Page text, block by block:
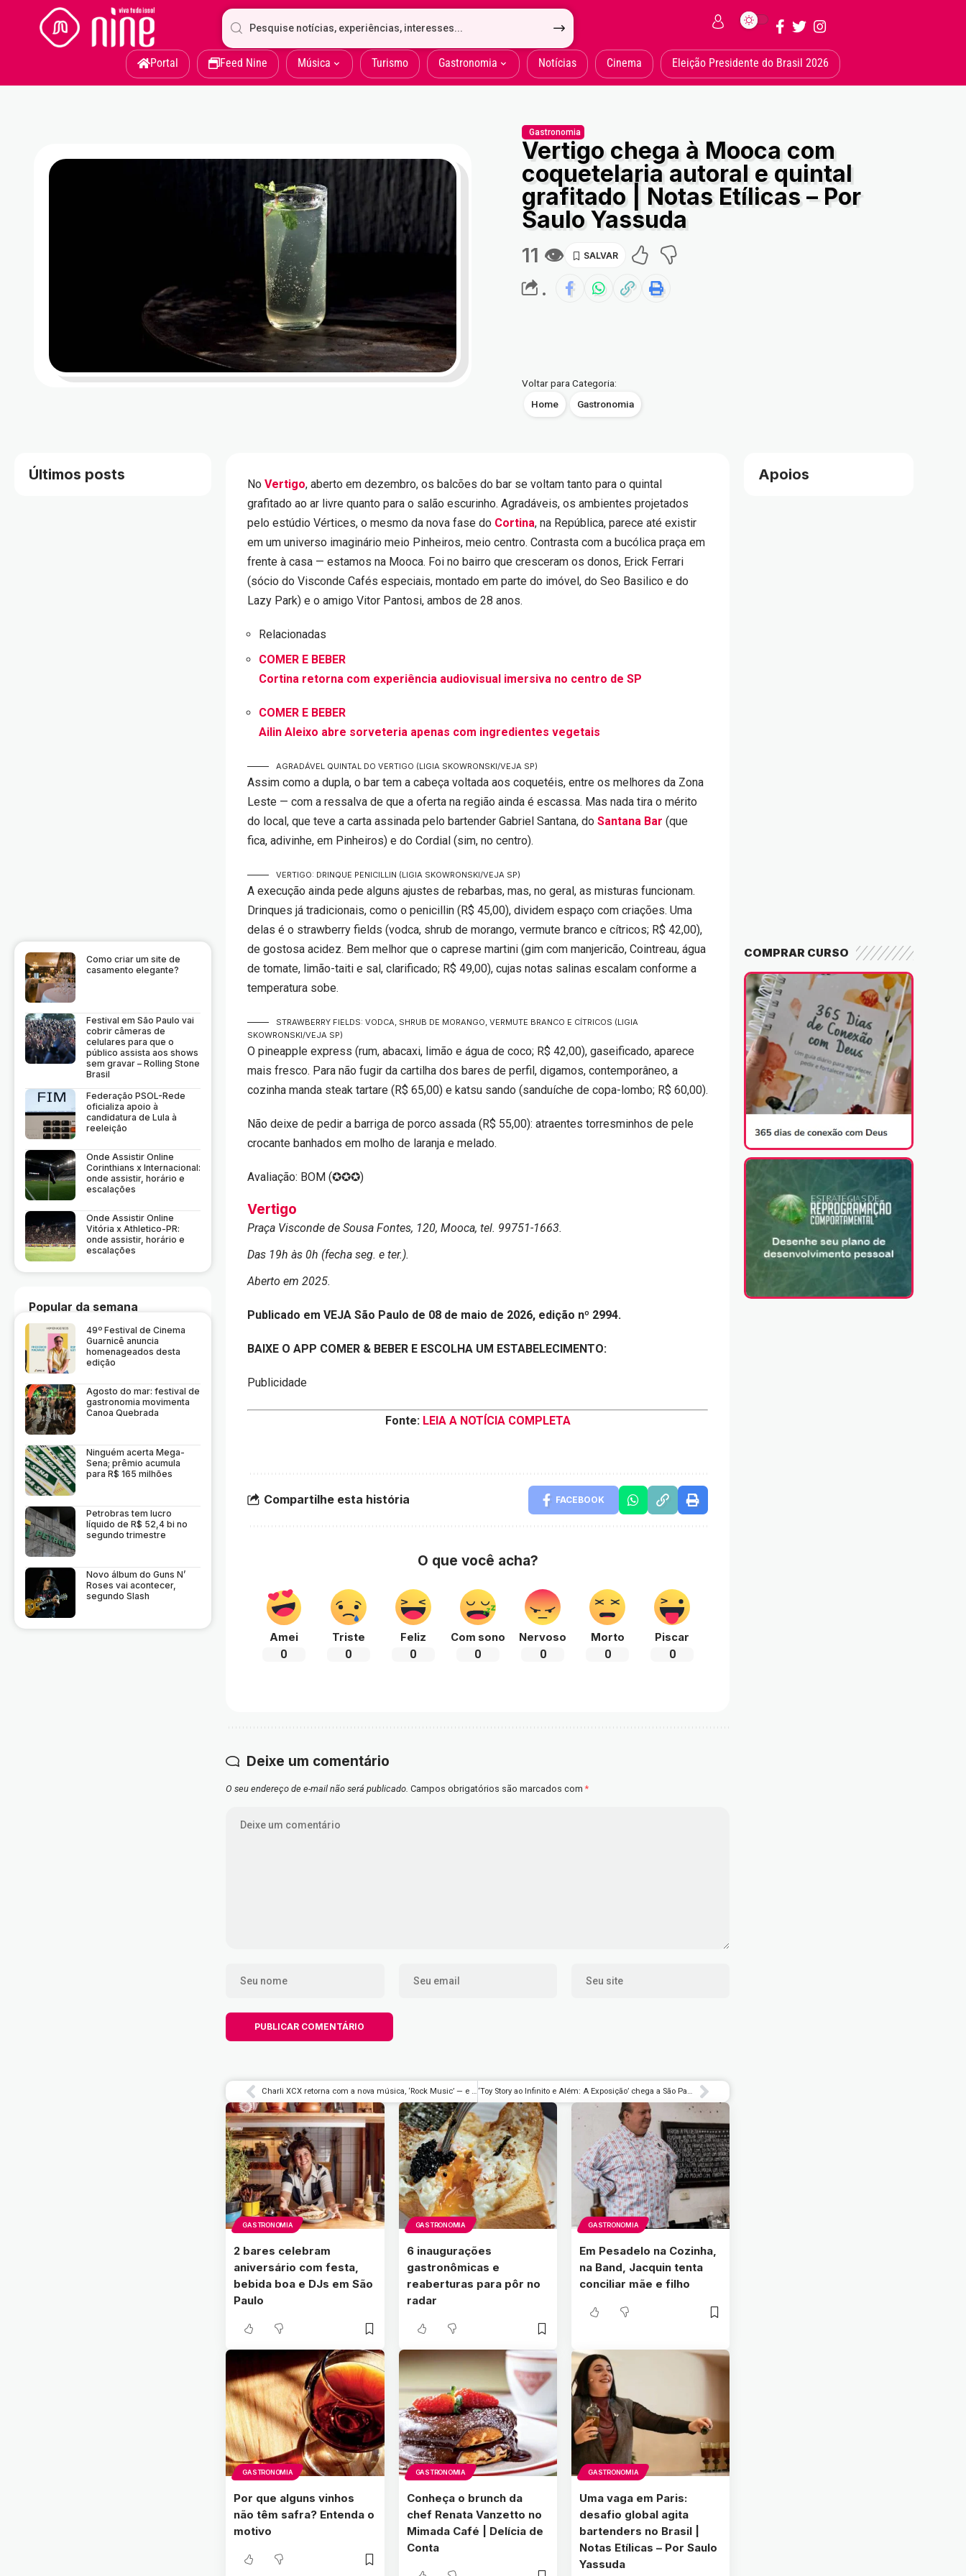
Portal Feed Nine Música Turismo Gastronomia Notícias Cinema Eleição Presidente do Brasil 2026
Gastronomia
Vertigo chega à Mooca com
coquetelaria autoral e quintal
grafitado | Notas Etílicas – Por
Saulo Yassuda
11 👁
.
Voltar para Categoria:
Home
Gastronomia
Últimos posts
Como criar um site de
casamento elegante?
Festival em São Paulo vai
cobrir câmeras de
celulares para que o
público assista aos shows
sem gravar – Rolling Stone
Brasil
Federação PSOL-Rede
oficializa apoio à
candidatura de Lula à
reeleição
Onde Assistir Online
Corinthians x Internacional:
onde assistir, horário e
escalações
Onde Assistir Online
Vitória x Athletico-PR:
onde assistir, horário e
escalações
Popular da semana
49º Festival de Cinema
Guarnicê anuncia
homenageados desta
edição
Agosto do mar: festival de
gastronomia movimenta
Canoa Quebrada
Ninguém acerta Mega-
Sena; prêmio acumula
para R$ 165 milhões
Petrobras tem lucro
líquido de R$ 52,4 bi no
segundo trimestre
Novo álbum do Guns N’
Roses vai acontecer,
segundo Slash
NoVertigo, aberto em dezembro, os balcões do bar se voltam tanto para o quintal
grafitado ao ar livre quanto para o salão escurinho. Agradáveis, os ambientes projetados
pelo estúdio Vértices, o mesmo da nova fase do Cortina, na República, parece até existir
em um universo imaginário meio Pinheiros, meio centro. Contrasta com a bucólica praça em
frente à casa — estamos na Mooca. Foi no bairro que cresceram os donos, Erick Ferrari
(sócio do Visconde Cafés especiais, montado em parte do imóvel, do Seo Basilico e do
Lazy Park) e o amigo Vitor Pantosi, ambos de 28 anos.
Relacionadas
COMER E BEBER
Cortina retorna com experiência audiovisual imersiva no centro de SP
COMER E BEBER
Ailin Aleixo abre sorveteria apenas com ingredientes vegetais
AGRADÁVEL QUINTAL DO VERTIGO (LIGIA SKOWRONSKI/VEJA SP)
Assim como a dupla, o bar tem a cabeça voltada aos coquetéis, entre os melhores da Zona
Leste — com a ressalva de que a oferta na região ainda é escassa. Mas nada tira o mérito
do local, que teve a carta assinada pelo bartender Gabriel Santana, doSantana Bar (que
fica, adivinhe, em Pinheiros) e do Cordial (sim, no centro).
VERTIGO: DRINQUE PENICILLIN (LIGIA SKOWRONSKI/VEJA SP)
A execução ainda pede alguns ajustes de rebarbas, mas, no geral, as misturas funcionam.
Drinques já tradicionais, como o penicillin (R$ 45,00), dividem espaço com criações. Uma
delas é o strawberry fields (vodca, shrub de morango, vermute branco e cítricos; R$ 42,00),
de gostosa acidez. Bem melhor que o caprese martini (gim com manjericão, Cointreau, água
de tomate, limão-taiti e sal, clarificado; R$ 49,00), cujas notas salinas escalam conforme a
temperatura sobe.
STRAWBERRY FIELDS: VODCA, SHRUB DE MORANGO, VERMUTE BRANCO E CÍTRICOS (LIGIA
SKOWRONSKI/VEJA SP)
O pineapple express (rum, abacaxi, limão e água de coco; R$ 42,00), gaseificado, aparece
mais fresco. Para não fugir da cartilha dos bares de perfil, digamos, contemporâneo, a
cozinha manda steak tartare (R$ 65,00) e katsu sando (sanduíche de copa-lombo; R$ 60,00).
Não deixe de pedir a barriga de porco assada (R$ 55,00): atraentes torresminhos de pele
crocante banhados em molho de laranja e melado.
Avaliação: BOM (✪✪✪)
Vertigo
Praça Visconde de Sousa Fontes, 120, Mooca, tel. 99751-1663.
Das 19h às 0h (fecha seg. e ter.).
Aberto em 2025.
Publicado em VEJA São Paulo de 08 de maio de 2026, edição nº 2994.
BAIXE O APP COMER & BEBER E ESCOLHA UM ESTABELECIMENTO:
Publicidade
Fonte: LEIA A NOTÍCIA COMPLETA
Compartilhe esta história FACEBOOK
O que você acha?
Amei
0
Triste
0
Feliz
0
Com sono
0
Nervoso
0
Morto
0
Piscar
0
Deixe um comentário
O seu endereço de e-mail não será publicado. Campos obrigatórios são marcados com*
Charli XCX retorna com a nova música, ‘Rock Music’ — e sim, ela agita – Rolling Stone Brasil ‘Toy Story ao Infinito e Além: A Exposição’ chega a São Paulo – Rolling Stone Brasil
GASTRONOMIA
2 bares celebram
aniversário com festa,
bebida boa e DJs em São
Paulo
GASTRONOMIA
6 inaugurações
gastronômicas e
reaberturas para pôr no
radar
GASTRONOMIA
Em Pesadelo na Cozinha,
na Band, Jacquin tenta
conciliar mãe e filho
GASTRONOMIA
Por que alguns vinhos
não têm safra? Entenda o
motivo
GASTRONOMIA
Conheça o brunch da
chef Renata Vanzetto no
Mimada Café | Delícia de
Conta
GASTRONOMIA
Uma vaga em Paris:
desafio global agita
bartenders no Brasil |
Notas Etílicas – Por Saulo
Yassuda
Apoios
COMPRAR CURSO